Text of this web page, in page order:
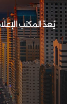
يُعدّ المكتب